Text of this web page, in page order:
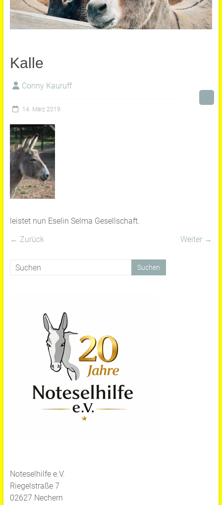
Kalle
Conny Kauruff
14. März 2019
leistet nun Eselin Selma Gesellschaft.
← Zurück
Weiter →
Noteselhilfe e.V.
Riegelstraße 7
02627 Nechern